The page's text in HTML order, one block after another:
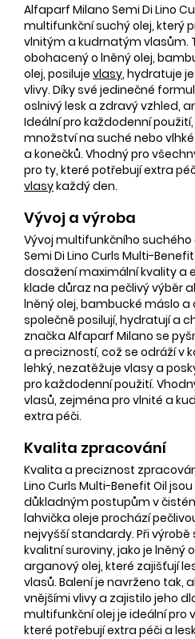
Alfaparf Milano Semi Di Lino
multifunkční suchý olej, který
vlnitým a kudrnatým vlasům.
obohacený o lněný olej,
olej, posiluje vlasy, hydratuje
vlivy. Díky své jedinečné
oslnivý lesk a zdravý vzhled,
Ideální pro každodenní
množství na suché nebo vlhké
a konečků. Vhodný pro
pro ty, které potřebují extra
vlasykaždý den.
Vývoj a výroba
Vývoj multifunkčního
Semi Di Lino Curls Multi-
dosažení maximální kvality a
klade důraz na pečlivý výběr
lněný olej, bambucké máslo a
společně posilují, hydratují a
značka Alfaparf Milano se
a precizností, což se odráží v
lehký, nezatěžuje vlasy a
pro každodenní použití.
vlasů, zejména pro vlnité a
extra péči.
Kvalita zpracování
Kvalita a preciznost
Lino Curls Multi-Benefit Oil
důkladným postupům v
lahvička oleje prochází
nejvyšší standardy. Při výrobě
kvalitní suroviny, jako je lněný
arganový olej, které zajišťují
vlasů. Balení je navrženo tak,
vnějšími vlivy a zajistilo jeho
multifunkční olej je ideální pro
které potřebují extra péči a